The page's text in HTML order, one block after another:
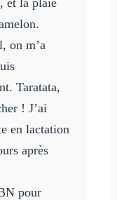
on m’a
Taratata,
! J’ai
en lactation
après
pour